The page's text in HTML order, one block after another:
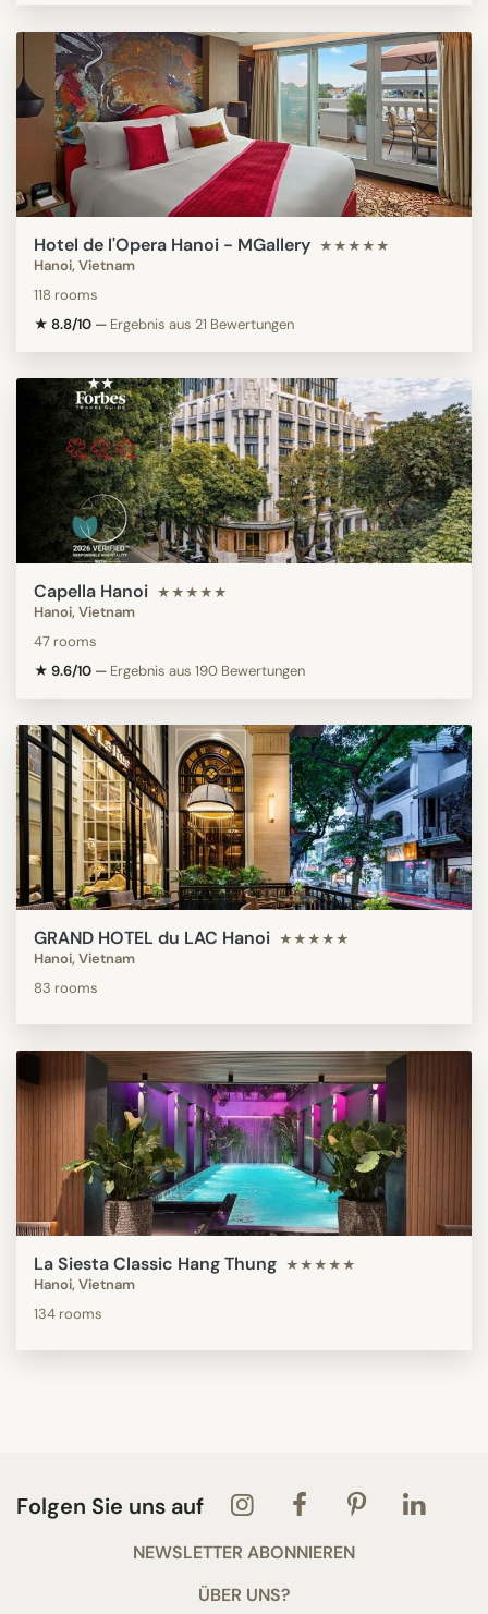
Hotel de l'Opera Hanoi - MGallery ★★★★★
Hanoi, Vietnam
118 rooms
★ 8.8/10 — Ergebnis aus 21 Bewertungen
Capella Hanoi ★★★★★
Hanoi, Vietnam
47 rooms
★ 9.6/10 — Ergebnis aus 190 Bewertungen
GRAND HOTEL du LAC Hanoi ★★★★★
Hanoi, Vietnam
83 rooms
La Siesta Classic Hang Thung ★★★★★
Hanoi, Vietnam
134 rooms
Folgen Sie uns auf
NEWSLETTER ABONNIEREN
ÜBER UNS?